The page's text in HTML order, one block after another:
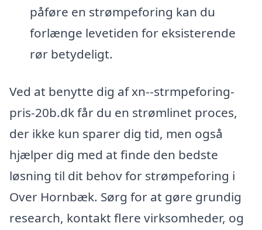
påføre en strømpeforing kan du
forlænge levetiden for eksisterende
rør betydeligt.
Ved at benytte dig af xn--strmpeforing-
pris-20b.dk får du en strømlinet proces,
der ikke kun sparer dig tid, men også
hjælper dig med at finde den bedste
løsning til dit behov for strømpeforing i
Over Hornbæk. Sørg for at gøre grundig
research, kontakt flere virksomheder, og